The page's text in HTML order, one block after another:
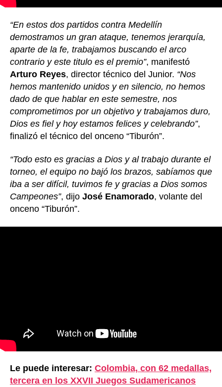
“En estos dos partidos contra Medellín
demostramos un gran ataque, tenemos jerarquía,
aparte de la fe, trabajamos buscando el arco
contrario y este titulo es el premio”, manifestó
Arturo Reyes, director técnico del Junior. “Nos
hemos mantenido unidos y en silencio, no hemos
dado de que hablar en este semestre, nos
comprometimos por un objetivo y trabajamos duro,
Dios es fiel y hoy estamos felices y celebrando”,
finalizó el técnico del onceno “Tiburón”.
“Todo esto es gracias a Dios y al trabajo durante el
torneo, el equipo no bajó los brazos, sabíamos que
iba a ser difícil, tuvimos fe y gracias a Dios somos
Campeones”, dijo José Enamorado, volante del
onceno “Tiburón”.
Le puede interesar: Colombia, con 62 medallas,
tercera en los XXVII Juegos Sudamericanos